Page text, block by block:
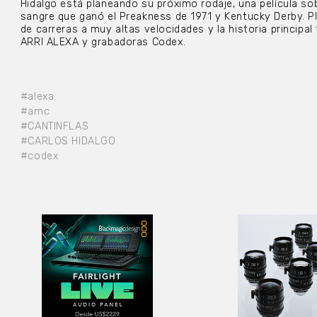
#alexa
#amc
#CANTINFLAS
#CARLOS HIDALGO
#codex
Hidalgo está planeando su próximo rodaje, una película
sangre que ganó el Preakness de 1971 y Kentucky Derby.
de carreras a muy altas velocidades y la historia
ARRI ALEXA y grabadoras Codex.